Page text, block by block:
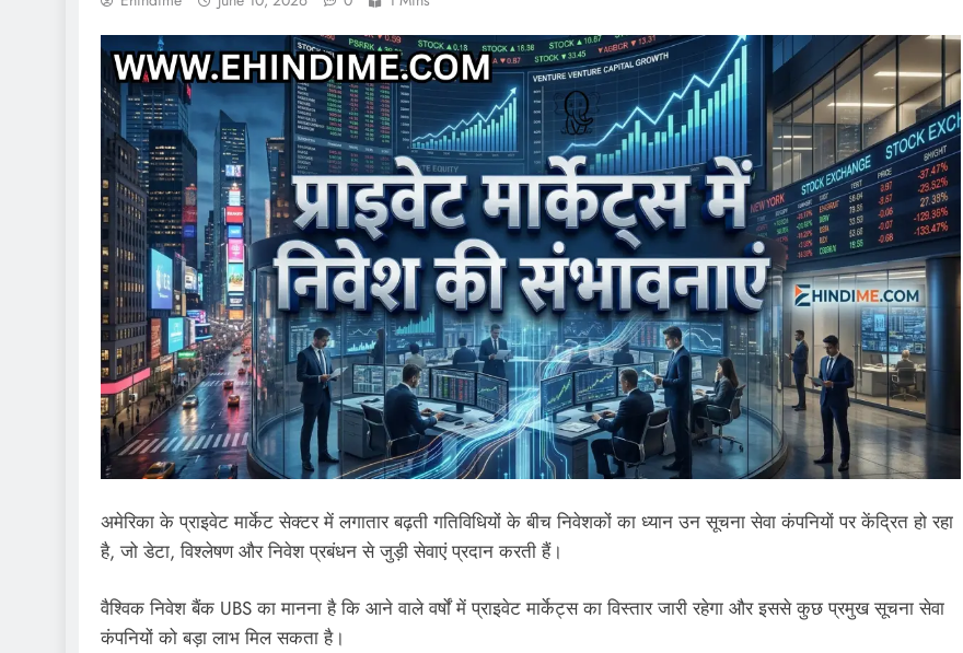
अमेरिका के प्राइवेट मार्केट सेक्टर में लगातार बढ़ती गतिविधियों के बीच निवेशकों का ध्यान उन सूचना सेवा कंपनियों पर केंद्रित हो रहा
है, जो डेटा, विश्लेषण और निवेश प्रबंधन से जुड़ी सेवाएं प्रदान करती हैं।
वैश्विक निवेश बैंक UBS का मानना है कि आने वाले वर्षों में प्राइवेट मार्केट्स का विस्तार जारी रहेगा और इससे कुछ प्रमुख सूचना सेवा
कंपनियों को बड़ा लाभ मिल सकता है।
TRENDING NEWS
Best Commodity Trading Apps in
India for Commodity Market Analysis
August 3, 2026